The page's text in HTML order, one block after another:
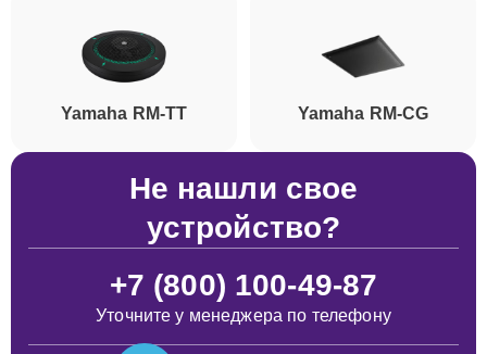
Yamaha RM-TT Yamaha RM-CG
Не нашли свое
устройство?
+7 (800) 100-49-87
Уточните у менеджера по телефону